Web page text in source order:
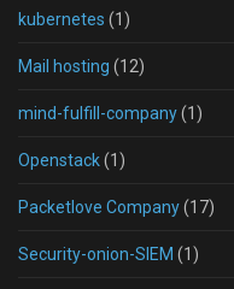
kubernetes (1)
Mail hosting (12)
mind-fulfill-company(1)
Openstack(1)
Packetlove Company(17)
Security-onion-SIEM (1)